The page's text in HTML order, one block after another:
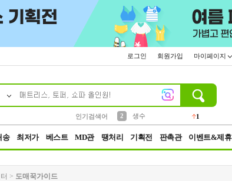
로그인 회원가입 마이페이지
인기검색어
2
생수
1
송 최저가 베스트 MD관 땡처리 기획전 판촉관 이벤트&제휴
> 도매꾹가이드